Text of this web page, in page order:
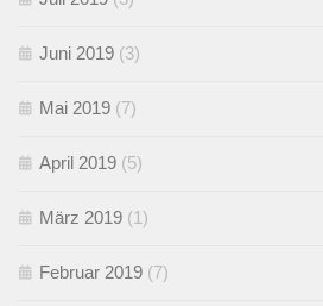
Juni 2019 (3)
Mai 2019 (7)
April 2019 (5)
März 2019 (1)
Februar 2019 (7)